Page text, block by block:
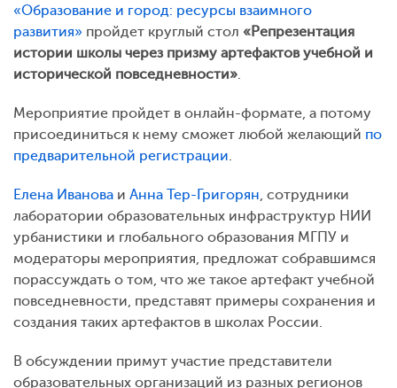
«Образование и город: ресурсы взаимного
развития» пройдет круглый стол «Репрезентация
истории школы через призму артефактов учебной и
исторической повседневности».
Мероприятие пройдет в онлайн-формате, а потому
присоединиться к нему сможет любой желающий по
предварительной регистрации.
Елена Иванова и Анна Тер-Григорян, сотрудники
лаборатории образовательных инфраструктур НИИ
урбанистики и глобального образования МГПУ и
модераторы мероприятия, предложат собравшимся
порассуждать о том, что же такое артефакт учебной
повседневности, представят примеры сохранения и
создания таких артефактов в школах России.
В обсуждении примут участие представители
образовательных организаций из разных регионов